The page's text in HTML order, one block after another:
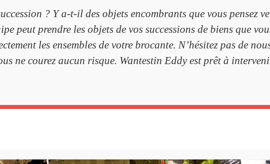
? Y a-t-il des objets encombrants que vous pensez
peut prendre les objets de vos successions de biens que
les ensembles de votre brocante. N’hésitez pas de
ne courez aucun risque. Wantestin Eddy est prêt à